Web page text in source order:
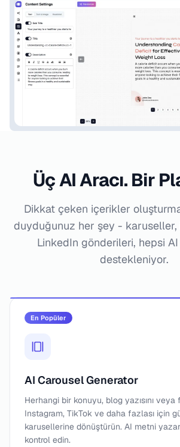
Üç AI Aracı. Bir
Dikkat çeken içerikler
duyduğunuz her şey -
LinkedIn gönderileri, hepsi AI
destekleniyor.
En Popüler
AI Carousel Generator
Herhangi bir konuyu, blog yazısını veya
Instagram, TikTok ve daha fazlası için
karusellerine dönüştürün. AI metni
kontrol edin.